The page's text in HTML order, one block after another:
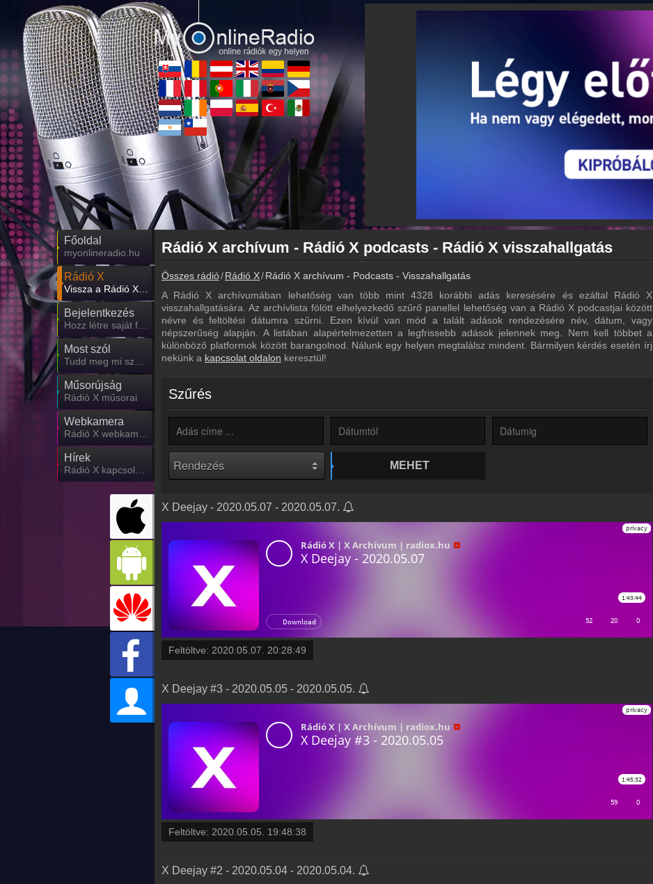
Főoldal
myonlineradio.hu
Rádió X
Vissza a Rádió X oldalára
Bejelentkezés
Hozz létre saját fiókot!
Most szól
Tudd meg mi szólt eddig
Műsorújság
Rádió X műsorai
Webkamera
Rádió X webkamera, élőkép
Hírek
Rádió X kapcsolatos hírek
Rádió X archívum - Rádió X podcasts - Rádió X visszahallgatás
Összes rádió Rádió X Rádió X archívum - Podcasts - Visszahallgatás
A Rádió X archívumában lehetőség van több mint 4328 korábbi adás keresésére és ezáltal Rádió X
visszahallgatására. Az archívlista fölött elhelyezkedő szűrő panellel lehetőség van a Rádió X podcastjai között
névre és feltöltési dátumra szűrni. Ezen kívül van mód a talált adások rendezésére név, dátum, vagy
népszerűség alapján. A listában alapértelmezetten a legfrissebb adások jelennek meg. Nem kell többet a
különböző platformok között barangolnod. Nálunk egy helyen megtalálsz mindent. Bármilyen kérdés esetén írj
nekünk a kapcsolat oldalon keresztül!
Szűrés
MEHET
X Deejay - 2020.05.07 - 2020.05.07.
Feltöltve: 2020.05.07. 20:28:49
X Deejay #3 - 2020.05.05 - 2020.05.05.
Feltöltve: 2020.05.05. 19:48:38
X Deejay #2 - 2020.05.04 - 2020.05.04.